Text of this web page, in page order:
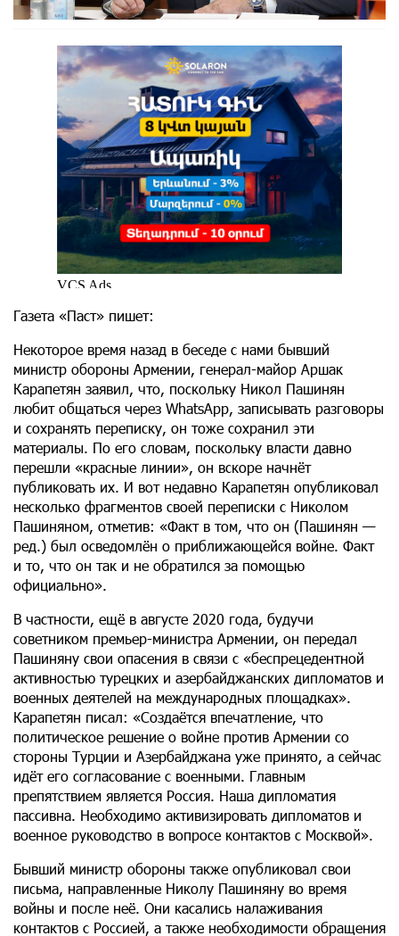
Газета «Паст» пишет:
Некоторое время назад в беседе с нами бывший
министр обороны Армении, генерал-майор Аршак
Карапетян заявил, что, поскольку Никол Пашинян
любит общаться через WhatsApp, записывать разговоры
и сохранять переписку, он тоже сохранил эти
материалы. По его словам, поскольку власти давно
перешли «красные линии», он вскоре начнёт
публиковать их. И вот недавно Карапетян опубликовал
несколько фрагментов своей переписки с Николом
Пашиняном, отметив: «Факт в том, что он (Пашинян —
ред.) был осведомлён о приближающейся войне. Факт
и то, что он так и не обратился за помощью
официально».
В частности, ещё в августе 2020 года, будучи
советником премьер-министра Армении, он передал
Пашиняну свои опасения в связи с «беспрецедентной
активностью турецких и азербайджанских дипломатов и
военных деятелей на международных площадках».
Карапетян писал: «Создаётся впечатление, что
политическое решение о войне против Армении со
стороны Турции и Азербайджана уже принято, а сейчас
идёт его согласование с военными. Главным
препятствием является Россия. Наша дипломатия
пассивна. Необходимо активизировать дипломатов и
военное руководство в вопросе контактов с Москвой».
Бывший министр обороны также опубликовал свои
письма, направленные Николу Пашиняну во время
войны и после неё. Они касались налаживания
контактов с Россией, а также необходимости обращения